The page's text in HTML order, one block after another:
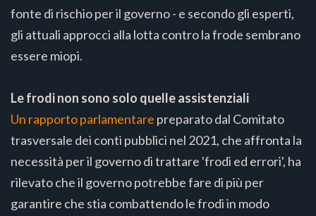
fonte di rischio per il governo - e secondo gli esperti,
gli attuali approcci alla lotta contro la frode sembrano
essere miopi.
Le frodi non sono solo quelle assistenziali
Un rapporto parlamentare preparato dal Comitato
trasversale dei conti pubblici nel 2021, che affronta la
necessità per il governo di trattare 'frodi ed errori', ha
rilevato che il governo potrebbe fare di più per
garantire che stia combattendo le frodi in modo